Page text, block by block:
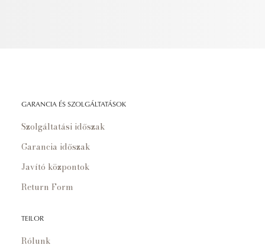
GARANCIA ÉS SZOLGÁLTATÁSOK
Szolgáltatási időszak
Garancia időszak
Javító központok
Return Form
TEILOR
Rólunk